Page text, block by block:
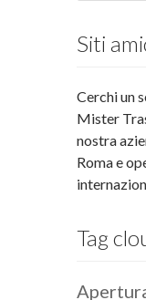
Siti
Cerchi un
Mister
nostra
Roma e
Tag